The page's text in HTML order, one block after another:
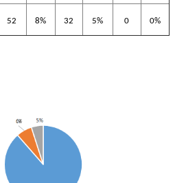
52 8% 32 5% 0 0%